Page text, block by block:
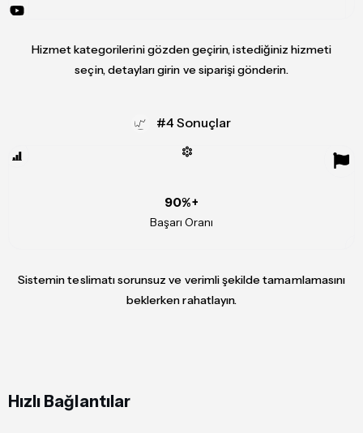
Hizmet kategorilerini gözden geçirin, istediğiniz hizmeti
seçin, detayları girin ve siparişi gönderin.
#4 Sonuçlar
90%+
Başarı Oranı
Sistemin teslimatı sorunsuz ve verimli şekilde tamamlamasını
beklerken rahatlayın.
Hızlı Bağlantılar